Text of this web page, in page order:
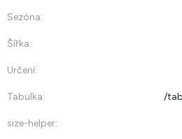
Sezóna:
Šířka:
Určení:
Tabulka: /
size-helper: